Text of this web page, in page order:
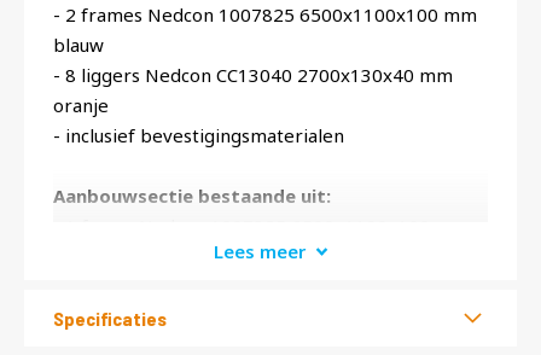
- 2 frames Nedcon 1007825 6500x1100x100 mm
blauw
- 8 liggers Nedcon CC13040 2700x130x40 mm
oranje
- inclusief bevestigingsmaterialen
Aanbouwsectie bestaande uit:
oranje
Lees meer
Specificaties